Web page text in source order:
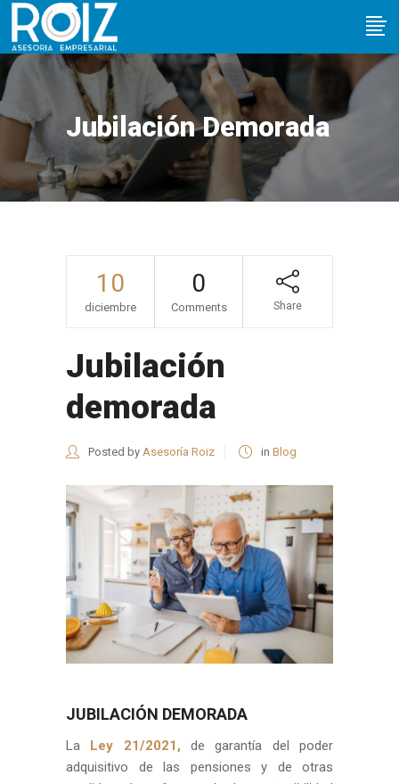
Jubilación Demorada
10
diciembre
0
Comments Share
Jubilación
demorada
Posted by Asesoría Roiz in Blog
JUBILACIÓN DEMORADA
La Ley 21/2021, de garantía del poder
adquisitivo de las pensiones y de otras